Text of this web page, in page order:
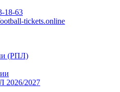
18-63
tickets.online
(РПЛ)
2026/2027